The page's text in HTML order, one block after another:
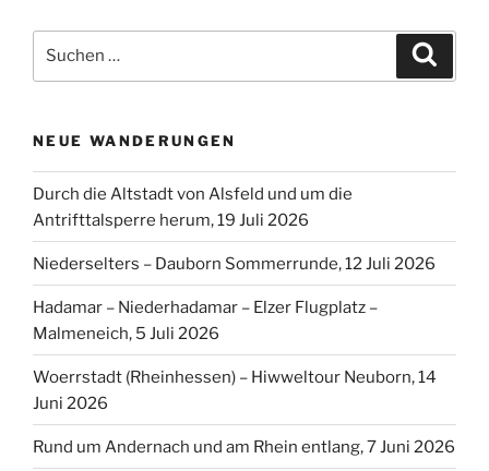
nach:
NEUE WANDERUNGEN
Durch die Altstadt von Alsfeld und um die
Antrifttalsperre herum, 19 Juli 2026
Niederselters – Dauborn Sommerrunde, 12 Juli 2026
Hadamar – Niederhadamar – Elzer Flugplatz –
Malmeneich, 5 Juli 2026
Woerrstadt (Rheinhessen) – Hiwweltour Neuborn, 14
Juni 2026
Rund um Andernach und am Rhein entlang, 7 Juni 2026